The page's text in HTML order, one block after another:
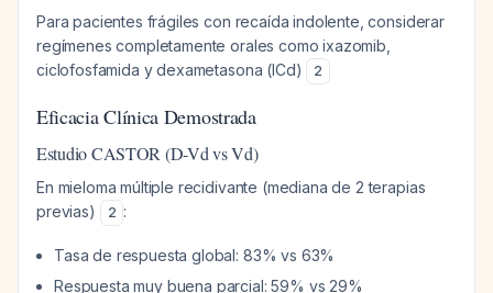
Para pacientes frágiles con recaída indolente, considerar
regímenes completamente orales como ixazomib,
ciclofosfamida y dexametasona (ICd)
2
Eficacia Clínica Demostrada
Estudio CASTOR (D-Vd vs Vd)
En mieloma múltiple recidivante (mediana de 2 terapias
previas)
2 :
Tasa de respuesta global: 83% vs 63%
Respuesta muy buena parcial: 59% vs 29%